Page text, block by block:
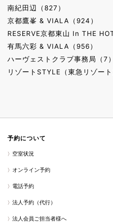
南紀田辺（827）
京都鷹峯 & VIALA（924）
RESERVE京都東山 In THE
有馬六彩 & VIALA（956）
ハーヴェストクラブ事務局（7）
リゾートSTYLE（東急リゾート
予約について
空室状況
オンライン予約
電話予約
法人予約（代行）
法人会員ご担当者様へ